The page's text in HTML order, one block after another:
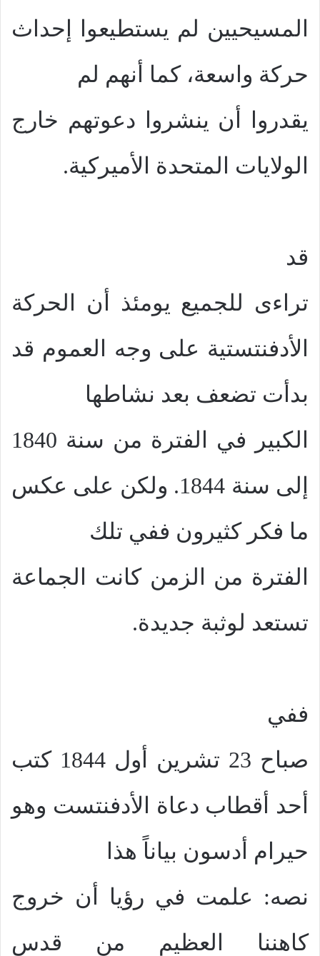
المسيحيين لم يستطيعوا إحداث
حركة واسعة، كما أنهم لم
يقدروا أن ينشروا دعوتهم خارج
الولايات المتحدة الأميركية.
قد
تراءى للجميع يومئذ أن الحركة
الأدفنتستية على وجه العموم قد
بدأت تضعف بعد نشاطها
الكبير في الفترة من سنة 1840
إلى سنة 1844. ولكن على عكس
ما فكر كثيرون ففي تلك
الفترة من الزمن كانت الجماعة
تستعد لوثبة جديدة.
ففي
صباح 23 تشرين أول 1844 كتب
أحد أقطاب دعاة الأدفنتست وهو
حيرام أدسون بياناً هذا
نصه: علمت في رؤيا أن خروج
كاهننا العظيم من قدس